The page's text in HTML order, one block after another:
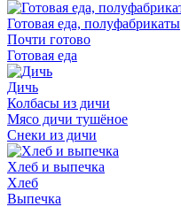
Готовая еда, полуфабрикаты
Почти готово
Готовая еда
Дичь
Колбасы из дичи
Мясо дичи тушёное
Снеки из дичи
Хлеб и выпечка
Хлеб
Выпечка